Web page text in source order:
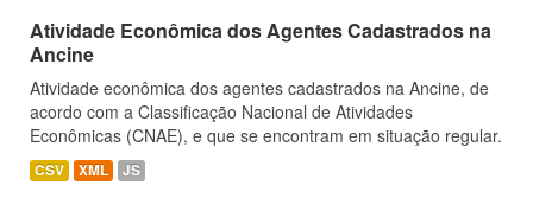
Atividade Econômica dos Agentes Cadastrados na
Ancine
Atividade econômica dos agentes cadastrados na Ancine, de
acordo com a Classificação Nacional de Atividades
Econômicas (CNAE), e que se encontram em situação regular.
CSV XML JS